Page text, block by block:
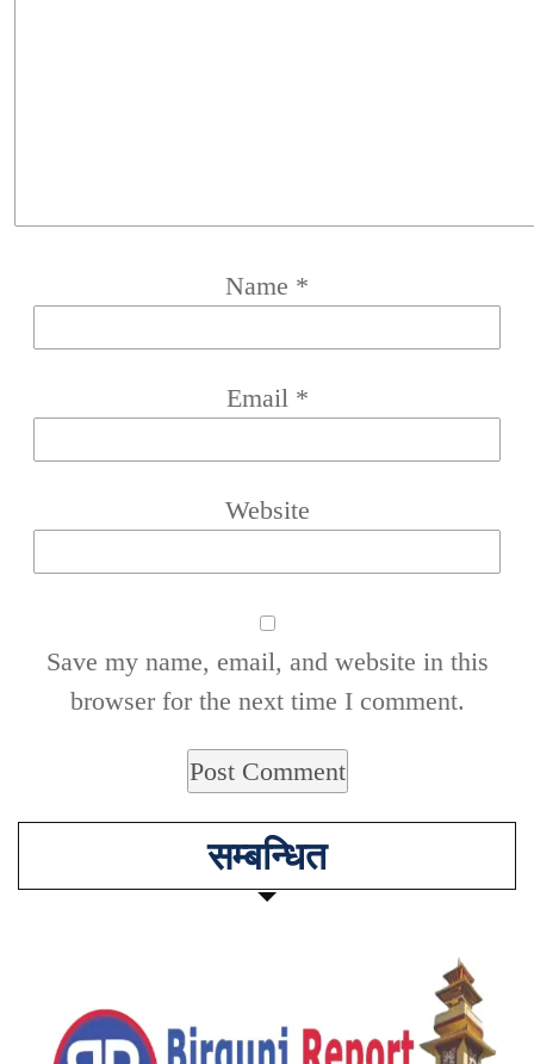
Name *
Email *
Website
Save my name, email, and website in this
browser for the next time I comment.
सम्बन्धित